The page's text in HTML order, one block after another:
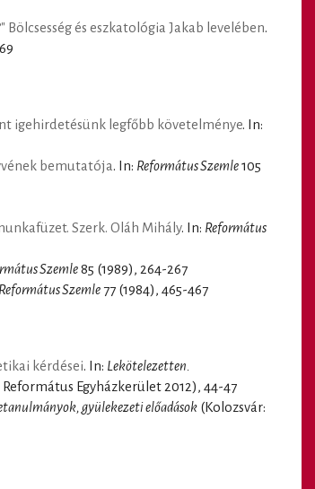
és eszkatológia Jakab levelében.
igehirdetésünk legfőbb követelménye. In:
bemutatója. In: Református Szemle105
Szerk. Oláh Mihály. In: Református
Szemle85 (1989), 264-267
Református Szemle 77 (1984), 465-467
kérdései. In: Lekötelezetten.
Egyházkerület 2012), 44-47
gyülekezeti előadások (Kolozsvár: